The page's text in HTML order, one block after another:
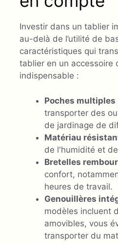
Investir dans un tablier
au-delà de l’utilité de
caractéristiques qui
tablier en un accessoire
indispensable :
Poches multiples
transporter des
de jardinage de
Matériau
de l'humidité et
Bretelles
confort,
heures de travail.
Genouillères
modèles incluent
amovibles, vous
transporter du